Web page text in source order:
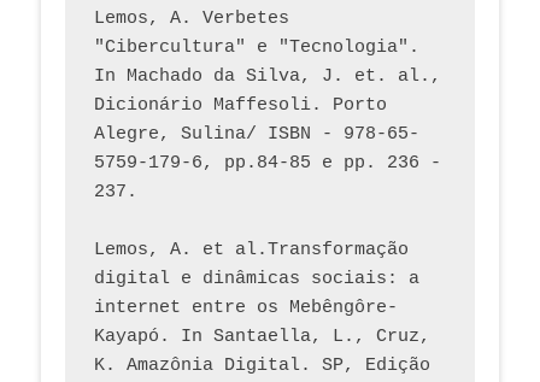
Lemos, A. Verbetes
"Cibercultura" e "Tecnologia".
In Machado da Silva, J. et. al.,
Dicionário Maffesoli. Porto
Alegre, Sulina/ ISBN - 978-65-
5759-179-6, pp.84-85 e pp. 236 -
237.
Lemos, A. et al.Transformação
digital e dinâmicas sociais: a
internet entre os Mebêngôre-
Kayapó. In Santaella, L., Cruz,
K. Amazônia Digital. SP, Edição